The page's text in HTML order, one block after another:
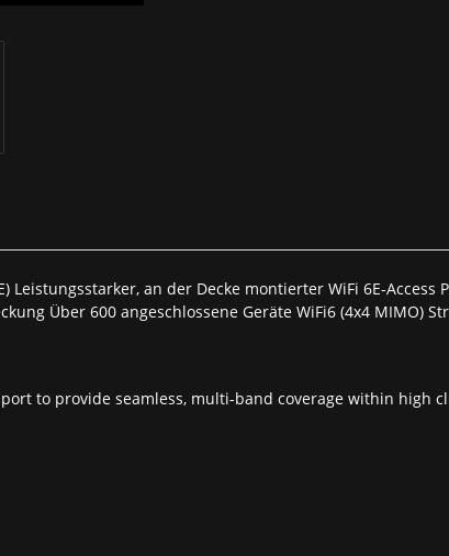
Leistungsstarker, an der Decke montierter WiFi 6E-
Über 600 angeschlossene Geräte WiFi6 (4x4 MIMO)
to provide seamless, multi-band coverage within high